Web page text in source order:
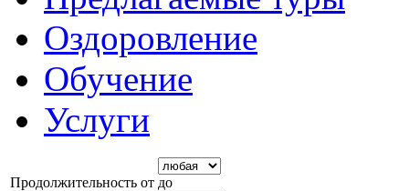
Оздоровление
Обучение
Услуги
Продолжительность от до